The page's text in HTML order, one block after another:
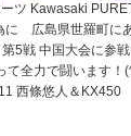
ツ Kawasaki
広島県世羅町に
第5戦 中国大会に
て全力で闘います
西條悠人＆